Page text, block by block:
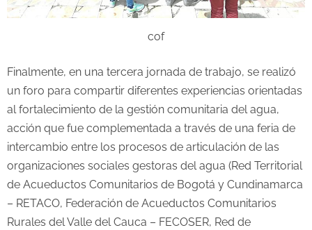
cof
Finalmente, en una tercera jornada de trabajo, se realizó
un foro para compartir diferentes experiencias orientadas
al fortalecimiento de la gestión comunitaria del agua,
acción que fue complementada a través de una feria de
intercambio entre los procesos de articulación de las
organizaciones sociales gestoras del agua (Red Territorial
de Acueductos Comunitarios de Bogotá y Cundinamarca
– RETACO, Federación de Acueductos Comunitarios
Rurales del Valle del Cauca – FECOSER, Red de